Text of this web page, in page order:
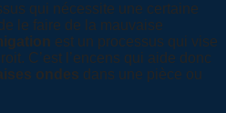
qui nécessite une certaine
le faire de la mauvaise
est un processus qui vise
C’est l’encens qui aide donc
ondes dans une pièce ou